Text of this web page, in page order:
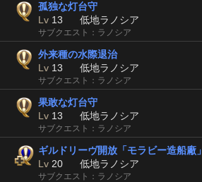
孤独な灯台守
Lv 13 低地ラノシア
サブクエスト：ラノシア
外来種の水際退治
Lv 13 低地ラノシア
サブクエスト：ラノシア
果敢な灯台守
Lv 13 低地ラノシア
サブクエスト：ラノシア
ギルドリーヴ開放「モラビー造船廠」
Lv 20 低地ラノシア
サブクエスト：ラノシア